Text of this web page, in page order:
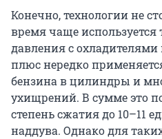
Конечно, технологии не
время чаще используется
давления с охладителями
плюс нередко
бензина в цилиндры и
ухищрений. В сумме это
степень сжатия до 10–11
наддува. Однако для